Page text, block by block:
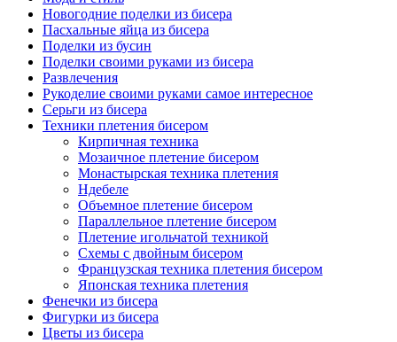
Новогодние поделки из бисера
Пасхальные яйца из бисера
Поделки из бусин
Поделки своими руками из бисера
Развлечения
Рукоделие своими руками самое интересное
Серьги из бисера
Техники плетения бисером
Кирпичная техника
Мозаичное плетение бисером
Монастырская техника плетения
Ндебеле
Объемное плетение бисером
Параллельное плетение бисером
Плетение игольчатой техникой
Схемы с двойным бисером
Французская техника плетения бисером
Японская техника плетения
Фенечки из бисера
Фигурки из бисера
Цветы из бисера